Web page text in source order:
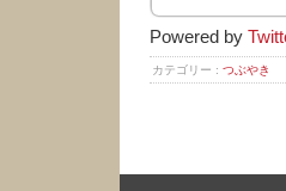
Powered by
カテゴリー : つぶやき